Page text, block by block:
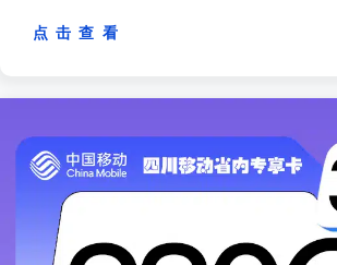
点 击 查 看